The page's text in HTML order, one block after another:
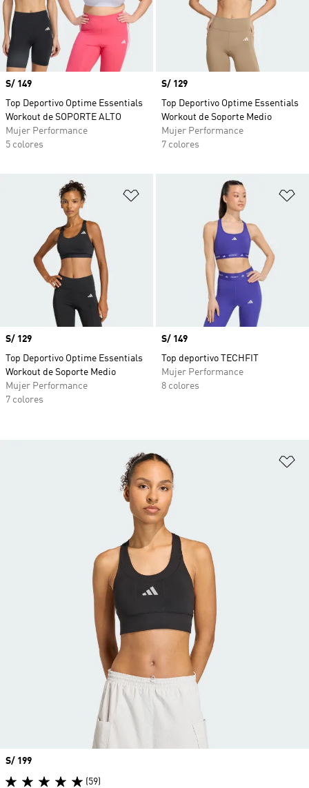
Precio
S/ 149
Top Deportivo Optime Essentials
Workout de SOPORTE ALTO
Mujer Performance
5 colores
Precio
S/ 129
Top Deportivo Optime Essentials
Workout de Soporte Medio
Mujer Performance
7 colores
Añadir a la lista de deseos
Precio
S/ 129
Top Deportivo Optime Essentials
Workout de Soporte Medio
Mujer Performance
7 colores
Precio
S/ 149
Top deportivo TECHFIT
Mujer Performance
8 colores
Precio
S/ 199
(59)